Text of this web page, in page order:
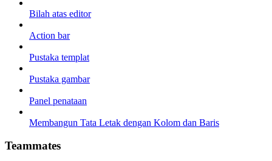
Bilah atas editor
Action bar
Pustaka templat
Pustaka gambar
Panel penataan
Membangun Tata Letak dengan Kolom dan Baris
Teammates